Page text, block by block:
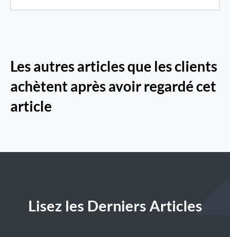
Les autres articles que les clients
achètent après avoir regardé cet
article
Lisez les Derniers Articles